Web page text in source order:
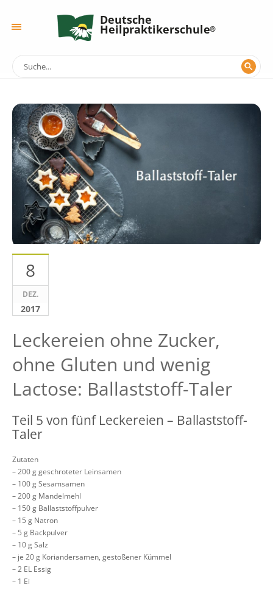
Deutsche
Heilpraktikerschule
8
DEZ.
2017
Leckereien ohne Zucker,
ohne Gluten und wenig
Lactose: Ballaststoff-Taler
Teil 5 von fünf Leckereien – Ballaststoff-
Taler
Zutaten
– 200 g geschroteter Leinsamen
– 100 g Sesamsamen
– 200 g Mandelmehl
– 150 g Ballaststoffpulver
– 15 g Natron
– 5 g Backpulver
– 10 g Salz
– je 20 g Koriandersamen, gestoßener Kümmel
– 2 EL Essig
– 1 Ei